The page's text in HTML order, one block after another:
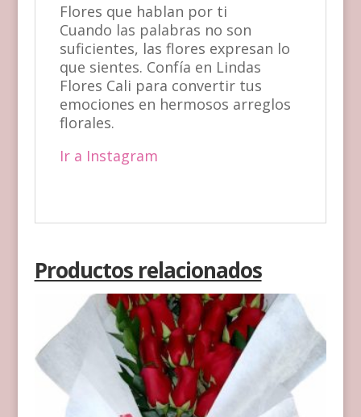
Flores que hablan por ti
Cuando las palabras no son
suficientes, las flores expresan lo
que sientes. Confía en Lindas
Flores Cali para convertir tus
emociones en hermosos arreglos
florales.
Ir a Instagram
Productos relacionados